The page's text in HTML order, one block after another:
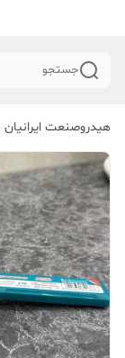
جستجو
هیدروصنعت ایرانیان